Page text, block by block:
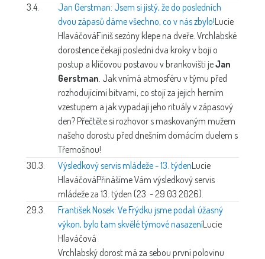
3.4.
Jan Gerstman: Jsem si jistý, že do posledních
dvou zápasů dáme všechno, co v nás zbylo!Lucie
HlaváčováFiniš sezóny klepe na dveře. Vrchlabské
dorostence čekají poslední dva kroky v boji o
postup a klíčovou postavou v brankovišti jeJan
Gerstman . Jak vnímá atmosféru v týmu před
rozhodujícími bitvami, co stojí za jejich herním
vzestupem a jak vypadají jeho rituály v zápasový
den? Přečtěte si rozhovor s maskovaným mužem
našeho dorostu před dnešním domácím duelem s
Třemošnou!
30.3.
Výsledkový servis mládeže - 13. týdenLucie
HlaváčováPřinášíme Vám výsledkový servis
mládeže za 13. týden (23. - 29.03.2026).
29.3.
František Nosek: Ve Frýdku jsme podali úžasný
výkon, bylo tam skvělé týmové nasazeníLucie
Hlaváčová
Vrchlabský dorost má za sebou první polovinu